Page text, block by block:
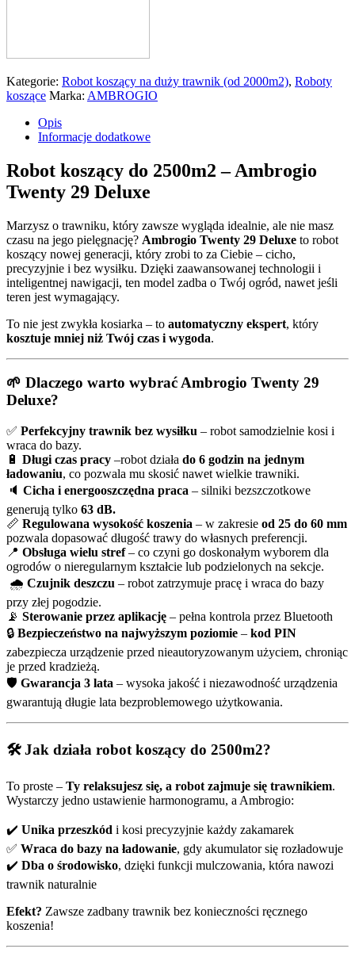
Kategorie: Robot koszący na duży trawnik (od 2000m2), Roboty
koszące Marka: AMBROGIO
Opis
Informacje dodatkowe
Robot koszący do 2500m2 – Ambrogio
Twenty 29 Deluxe
Marzysz o trawniku, który zawsze wygląda idealnie, ale nie masz
czasu na jego pielęgnację? Ambrogio Twenty 29 Deluxe to robot
koszący nowej generacji, który zrobi to za Ciebie – cicho,
precyzyjnie i bez wysiłku. Dzięki zaawansowanej technologii i
inteligentnej nawigacji, ten model zadba o Twój ogród, nawet jeśli
teren jest wymagający.
To nie jest zwykła kosiarka – to automatyczny ekspert, który
kosztuje mniej niż Twój czas i wygoda.
🌱 Dlaczego warto wybrać Ambrogio Twenty 29
Deluxe?
✅ Perfekcyjny trawnik bez wysiłku – robot samodzielnie kosi i
wraca do bazy.
🔋 Długi czas pracy –robot działa do 6 godzin na jednym
ładowaniu, co pozwala mu skosić nawet wielkie trawniki.
🔈 Cicha i energooszczędna praca – silniki bezszczotkowe
generują tylko 63 dB.
📏 Regulowana wysokość koszenia – w zakresie od 25 do 60 mm
pozwala dopasować długość trawy do własnych preferencji.
📍 Obsługa wielu stref– co czyni go doskonałym wyborem dla
ogrodów o nieregularnym kształcie lub podzielonych na sekcje.
🌧 Czujnik deszczu – robot zatrzymuje pracę i wraca do bazy
przy złej pogodzie.
📡 Sterowanie przez aplikację – pełna kontrola przez Bluetooth
🔒 Bezpieczeństwo na najwyższym poziomie – kod PIN
zabezpiecza urządzenie przed nieautoryzowanym użyciem, chroniąc
je przed kradzieżą.
🛡️ Gwarancja 3 lata – wysoka jakość i niezawodność urządzenia
gwarantują długie lata bezproblemowego użytkowania.
🛠️ Jak działa robot koszący do 2500m2?
To proste – Ty relaksujesz się, a robot zajmuje się trawnikiem.
Wystarczy jedno ustawienie harmonogramu, a Ambrogio:
✔️ Unika przeszkód i kosi precyzyjnie każdy zakamarek
✅ Wraca do bazy na ładowanie, gdy akumulator się rozładowuje
✔️ Dba o środowisko, dzięki funkcji mulczowania, która nawozi
trawnik naturalnie
Efekt? Zawsze zadbany trawnik bez konieczności ręcznego
koszenia!